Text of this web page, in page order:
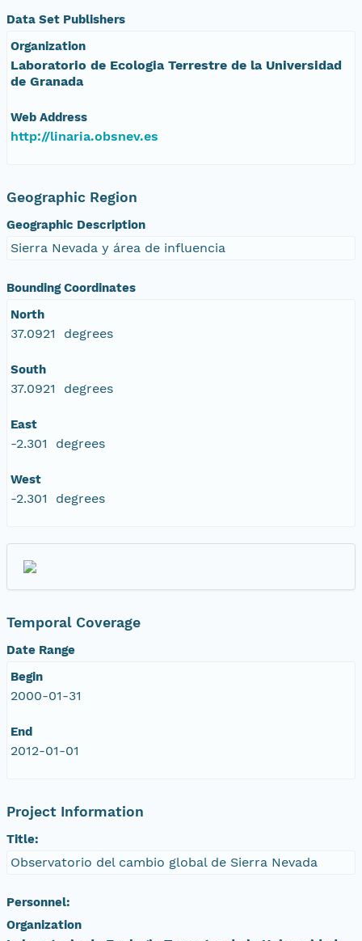
Data Set Publishers
Organization
Laboratorio de Ecologia Terrestre de la Universidad
de Granada
Web Address
http://linaria.obsnev.es
Geographic Region
Geographic Description
Sierra Nevada y área de influencia
Bounding Coordinates
North
37.0921 degrees
South
37.0921 degrees
East
-2.301 degrees
West
-2.301 degrees
Temporal Coverage
Date Range
Begin
2000-01-31
End
2012-01-01
Project Information
Title:
Observatorio del cambio global de Sierra Nevada
Personnel:
Organization